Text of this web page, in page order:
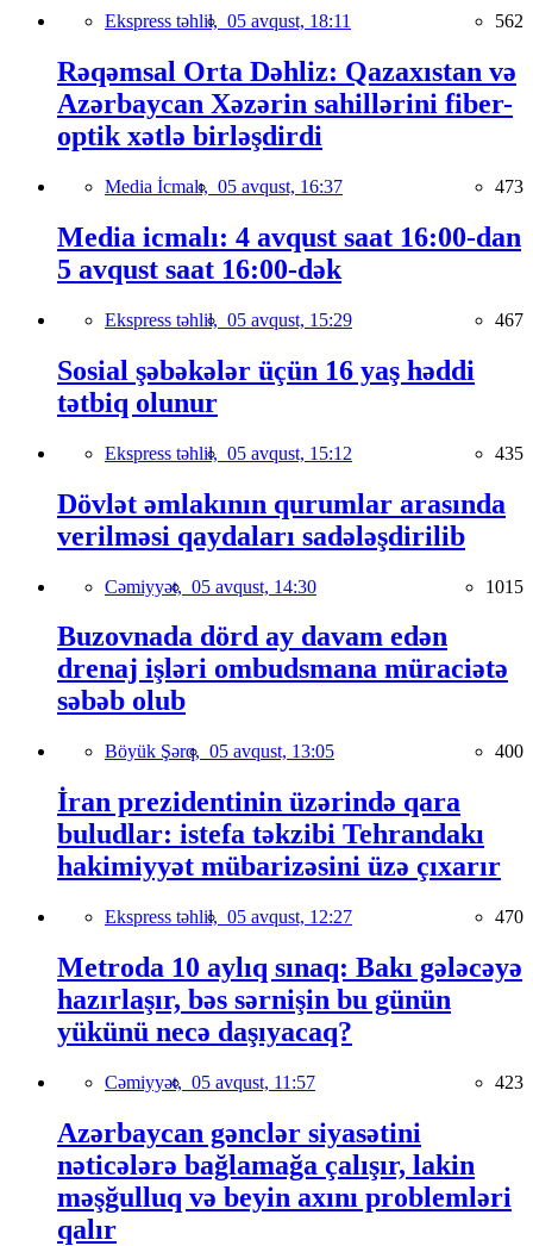
Ekspress təhlil, 05 avqust, 18:11 562
Rəqəmsal Orta Dəhliz: Qazaxıstan və
Azərbaycan Xəzərin sahillərini fiber-
optik xətlə birləşdirdi
Media İcmalı, 05 avqust, 16:37 473
Media icmalı: 4 avqust saat 16:00-dan
5 avqust saat 16:00-dək
Ekspress təhlil, 05 avqust, 15:29 467
Sosial şəbəkələr üçün 16 yaş həddi
tətbiq olunur
Ekspress təhlil, 05 avqust, 15:12 435
Dövlət əmlakının qurumlar arasında
verilməsi qaydaları sadələşdirilib
Cəmiyyət, 05 avqust, 14:30 1015
Buzovnada dörd ay davam edən
drenaj işləri ombudsmana müraciətə
səbəb olub
Böyük Şərq, 05 avqust, 13:05 400
İran prezidentinin üzərində qara
buludlar: istefa təkzibi Tehrandakı
hakimiyyət mübarizəsini üzə çıxarır
Ekspress təhlil, 05 avqust, 12:27 470
Metroda 10 aylıq sınaq: Bakı gələcəyə
hazırlaşır, bəs sərnişin bu günün
yükünü necə daşıyacaq?
Cəmiyyət, 05 avqust, 11:57 423
Azərbaycan gənclər siyasətini
nəticələrə bağlamağa çalışır, lakin
məşğulluq və beyin axını problemləri
qalır